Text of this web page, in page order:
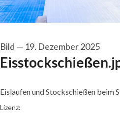
Bild — 19. Dezember 2025
Eislaufen und Stockschießen beim
go to media item
Lizenz: